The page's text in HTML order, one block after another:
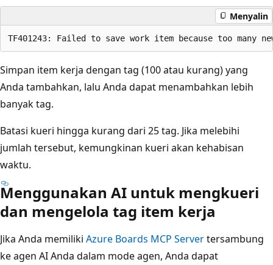
Menyalin
Simpan item kerja dengan tag (100 atau kurang) yang
Anda tambahkan, lalu Anda dapat menambahkan lebih
banyak tag.
Batasi kueri hingga kurang dari 25 tag. Jika melebihi
jumlah tersebut, kemungkinan kueri akan kehabisan
waktu.
Menggunakan AI untuk mengkueri
dan mengelola tag item kerja
Jika Anda memiliki Azure Boards MCP Servertersambung
ke agen AI Anda dalam mode agen, Anda dapat